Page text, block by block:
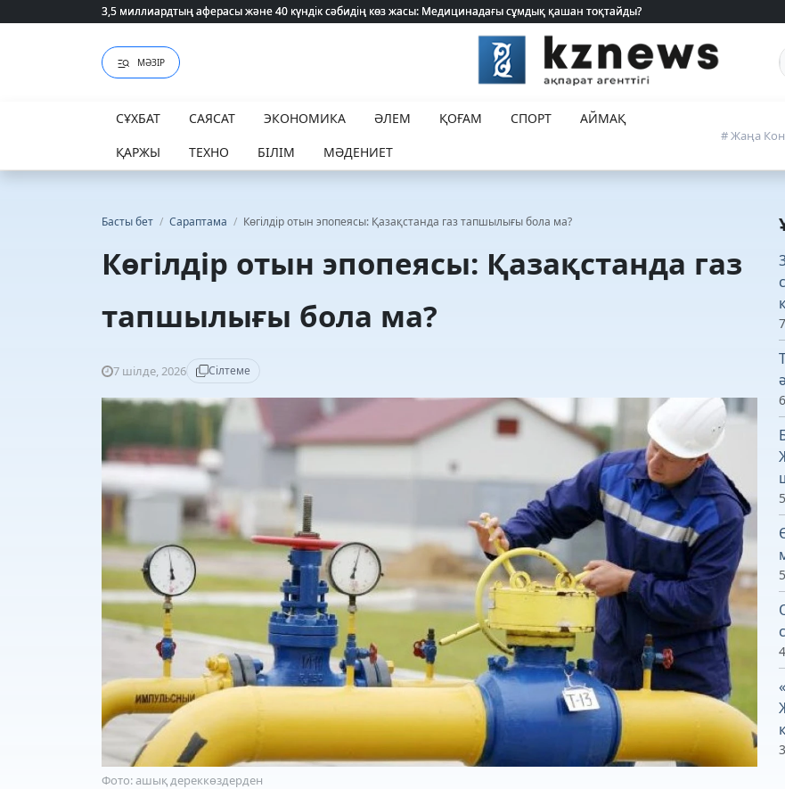
3,5 миллиардтың аферасы және 40 күндік сәбидің көз жасы: Медицинадағы сұмдық қашан тоқтайды?
3,5 миллиардтың аферасы және 40 күндік сәбидің көз жасы: Медицинадағы сұмдық қашан тоқтайды?
МӘЗІР
СҰХБАТ САЯСАТ ЭКОНОМИКА ӘЛЕМ ҚОҒАМ СПОРТ
АЙМАҚ
ҚАРЖЫ
ТЕХНО БІЛІМ МӘДЕНИЕТ
# Жаңа
Басты бет / Сараптама / Көгілдір отын эпопеясы: Қазақстанда газ тапшылығы бола ма?
Көгілдір отын эпопеясы: Қазақстанда газ
тапшылығы бола ма?
7 шілде, 2026 Сілтеме
Фото: ашық дереккөздерден